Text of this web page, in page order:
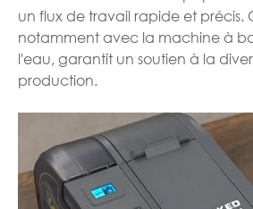
un flux de travail rapide et
notamment avec la machine à
l'eau, garantit un soutien à la
production.